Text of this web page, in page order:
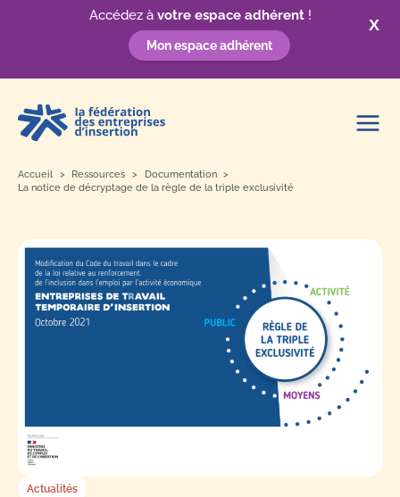
X
Accédez à votre espace adhérent!
Mon espace adhérent
contenu
Accueil Ressources
Documentation
La notice de décryptage de la règle de la triple exclusivité
Actualités